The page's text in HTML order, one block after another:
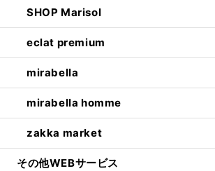
SHOP Marisol
eclat premium
mirabella
mirabella homme
zakka market
その他WEBサービス